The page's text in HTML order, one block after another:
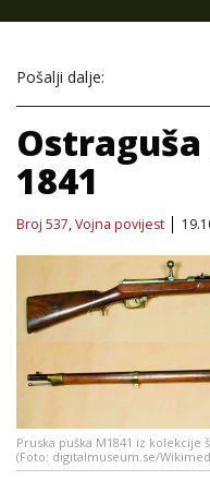
Pošalji dalje:
1841
Broj 537,Vojna povijest
Pruska puška M1841 iz
(Foto: digitalmuseum.se/